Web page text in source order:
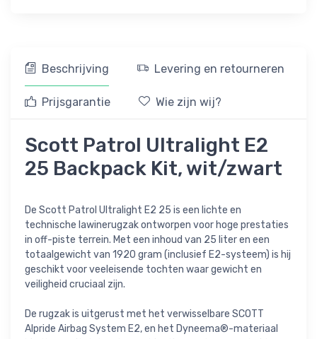
Beschrijving Levering en retourneren
Prijsgarantie Wie zijn wij?
Scott Patrol Ultralight E2
25 Backpack Kit, wit/zwart
De Scott Patrol Ultralight E2 25 is een lichte en
technische lawinerugzak ontworpen voor hoge prestaties
in off-piste terrein. Met een inhoud van 25 liter en een
totaalgewicht van 1920 gram (inclusief E2-systeem) is hij
geschikt voor veeleisende tochten waar gewicht en
veiligheid cruciaal zijn.
De rugzak is uitgerust met het verwisselbare SCOTT
Alpride Airbag System E2, en het Dyneema®-materiaal